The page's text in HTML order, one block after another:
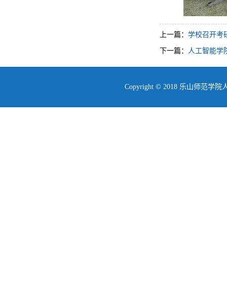
上一篇： 学校召开考
下一篇： 人工智能学
Copyright © 2018 乐山师范学院